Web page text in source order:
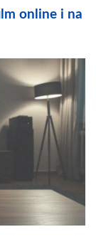
online i na